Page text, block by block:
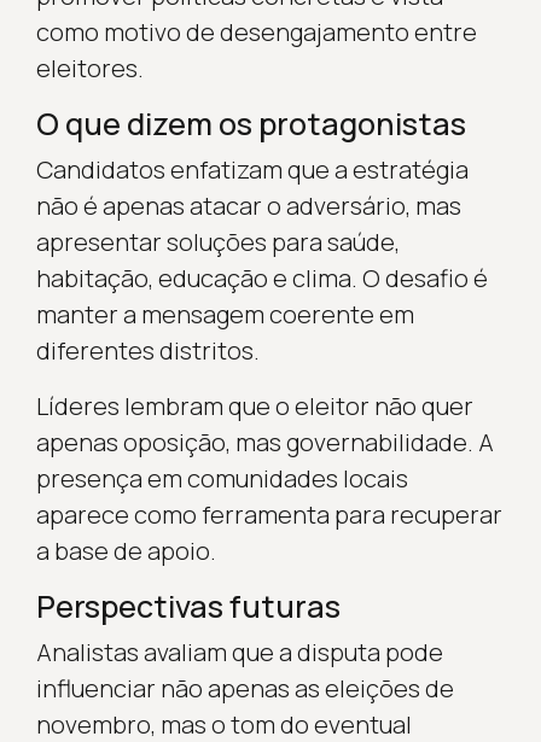
como motivo de desengajamento entre
eleitores.
O que dizem os protagonistas
Candidatos enfatizam que a estratégia
não é apenas atacar o adversário, mas
apresentar soluções para saúde,
habitação, educação e clima. O desafio é
manter a mensagem coerente em
diferentes distritos.
Líderes lembram que o eleitor não quer
apenas oposição, mas governabilidade. A
presença em comunidades locais
aparece como ferramenta para recuperar
a base de apoio.
Perspectivas futuras
Analistas avaliam que a disputa pode
influenciar não apenas as eleições de
novembro, mas o tom do eventual